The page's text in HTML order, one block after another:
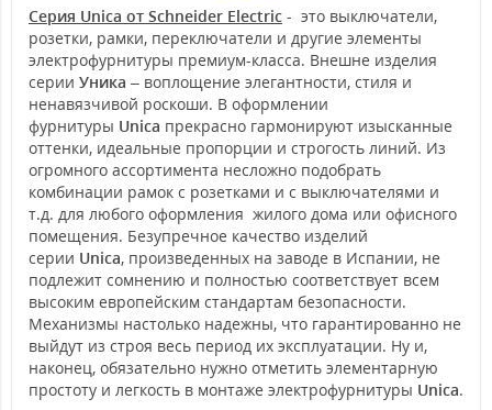
Серия Unica от Schneider Electric - это выключатели,
розетки, рамки, переключатели и другие элементы
электрофурнитуры премиум-класса. Внешне изделия
серии Уника – воплощение элегантности, стиля и
ненавязчивой роскоши. В оформлении
фурнитуры Unica прекрасно гармонируют изысканные
оттенки, идеальные пропорции и строгость линий. Из
огромного ассортимента несложно подобрать
комбинации рамок с розетками и с выключателями и
т.д. для любого оформления жилого дома или офисного
помещения. Безупречное качество изделий
серии Unica, произведенных на заводе в Испании, не
подлежит сомнению и полностью соответствует всем
высоким европейским стандартам безопасности.
Механизмы настолько надежны, что гарантированно не
выйдут из строя весь период их эксплуатации. Ну и,
наконец, обязательно нужно отметить элементарную
простоту и легкость в монтаже электрофурнитуры Unica.